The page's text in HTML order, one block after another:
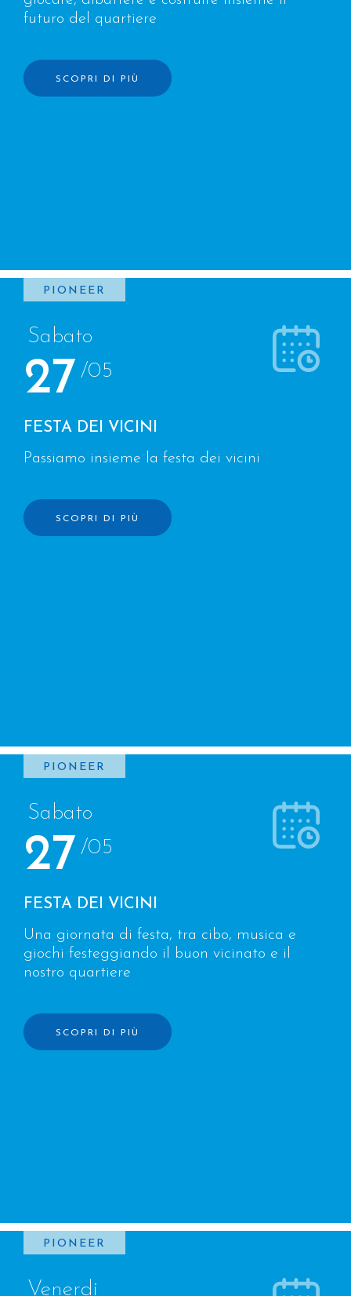
futuro del quartiere
SCOPRI DI PIÙ
PIONEER
Sabato
27 /05
FESTA DEI VICINI
Passiamo insieme la festa dei vicini
SCOPRI DI PIÙ
PIONEER
Sabato
27 /05
FESTA DEI VICINI
Una giornata di festa, tra cibo, musica e
giochi festeggiando il buon vicinato e il
nostro quartiere
SCOPRI DI PIÙ
PIONEER
Venerdi